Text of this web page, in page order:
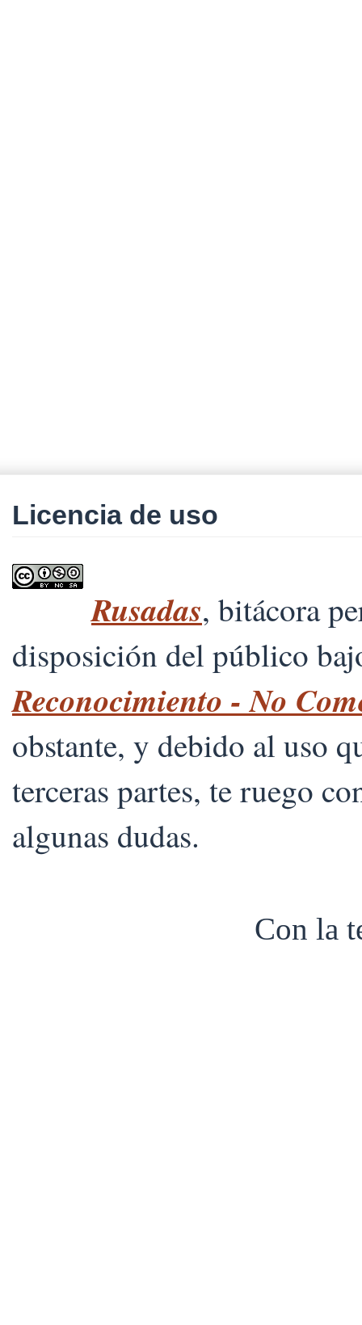
Licencia de uso
Rusadas, bitácora
disposición del público
Reconocimiento - No
obstante, y debido al uso
terceras partes, te ruego
algunas dudas.
Con la